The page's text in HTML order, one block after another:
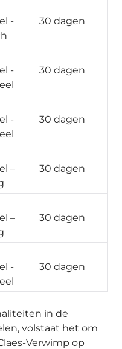
-
30 dagen
-
30 dagen
-
30 dagen
–
30 dagen
–
30 dagen
-
30 dagen
in de
volstaat het om
Verwimp op